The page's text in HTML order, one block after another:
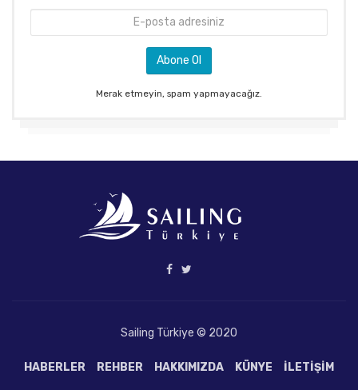
Merak etmeyin, spam yapmayacağız.
Sailing Türkiye © 2020
HABERLER REHBER HAKKIMIZDA KÜNYE İLETIŞIM